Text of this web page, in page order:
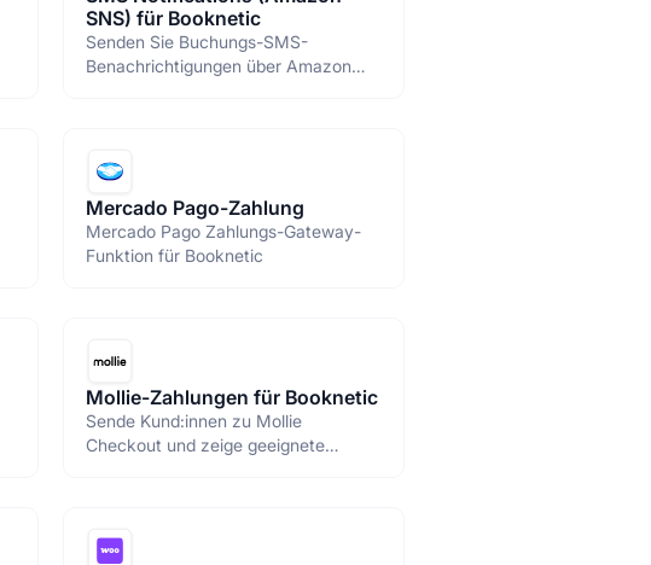
SNS) für Booknetic
Senden Sie Buchungs-SMS-
Benachrichtigungen über Amazon
Mercado Pago-Zahlung
Mercado Pago Zahlungs-Gateway-
Funktion für Booknetic
Mollie-Zahlungen für Booknetic
Sende Kund:innen zu Mollie
Checkout und zeige geeignete